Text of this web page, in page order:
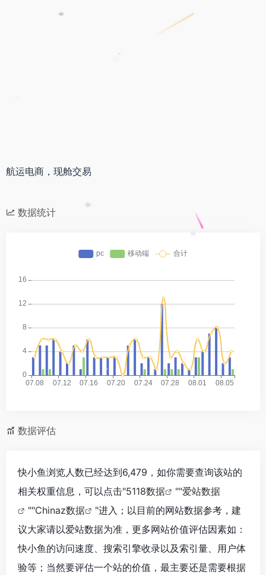
航运电商，现舱交易
数据统计
数据评估
快小鱼浏览人数已经达到6,479，如你需要查询该站的
相关权重信息，可以点击"5118数据 ""爱站数据
""Chinaz数据
"进入；以目前的网站数据参考，建
议大家请以爱站数据为准，更多网站价值评估因素如：
快小鱼的访问速度、搜索引擎收录以及索引量、用户体
验等；当然要评估一个站的价值，最主要还是需要根据
*